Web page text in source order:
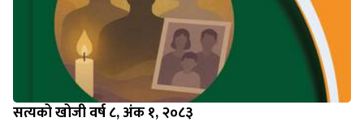
सत्यको खोजी वर्ष ८, अंक १, २०८३